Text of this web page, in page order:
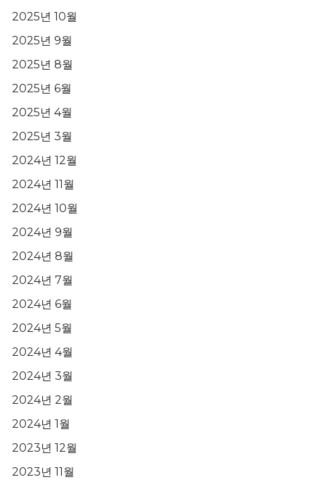
2025년 10월
2025년 9월
2025년 8월
2025년 6월
2025년 4월
2025년 3월
2024년 12월
2024년 11월
2024년 10월
2024년 9월
2024년 8월
2024년 7월
2024년 6월
2024년 5월
2024년 4월
2024년 3월
2024년 2월
2024년 1월
2023년 12월
2023년 11월